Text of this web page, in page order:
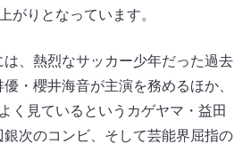
がりとなっています。
、熱烈なサッカー少年だった過去
・櫻井海音が主演を務めるほか、
く見ているというカゲヤマ・益田
次のコンビ、そして芸能界屈指の